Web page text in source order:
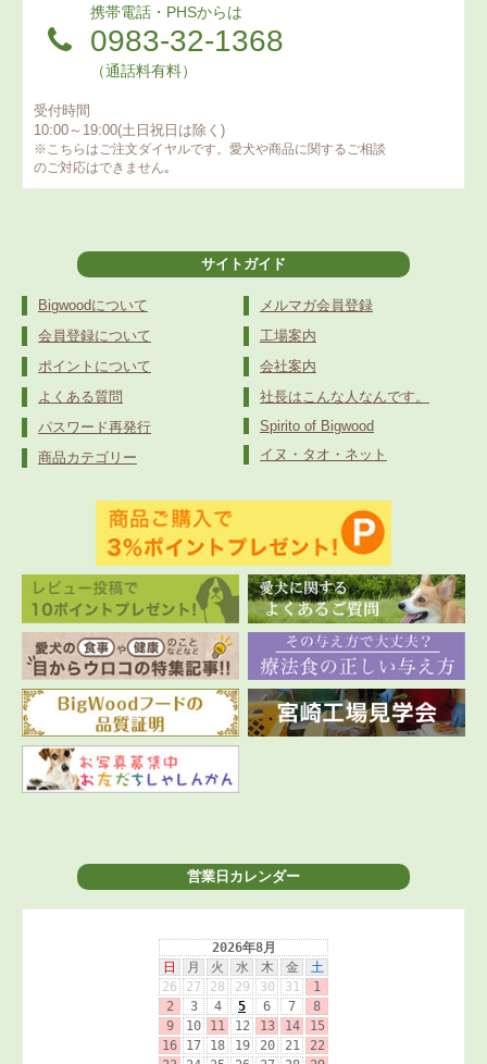
携帯電話・PHSからは
0983-32-1368
（通話料有料）
受付時間
10:00～19:00(土日祝日は除く)
※こちらはご注文ダイヤルです。愛犬や商品に関するご相談
のご対応はできません｡
サイトガイド
Bigwoodについて
会員登録について
ポイントについて
よくある質問
パスワード再発行
商品カテゴリー
メルマガ会員登録
工場案内
会社案内
社長はこんな人なんです。
Spirito of Bigwood
イヌ・タオ・ネット
営業日カレンダー